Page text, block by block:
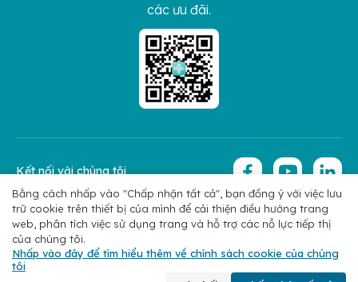
các ưu đãi.
Chính sách bảo mật Copyright 2026 © Hoan My Corporation
Kết nối với chúng tôi
Đặt lịch Liên hệ
Bằng cách nhấp vào "Chấp nhận tất cả", bạn đồng ý với việc lưu
trữ cookie trên thiết bị của mình để cải thiện điều hướng trang
web, phân tích việc sử dụng trang và hỗ trợ các nỗ lực tiếp thị
của chúng tôi.
Nhấp vào đây để tìm hiểu thêm về chính sách cookie của chúng
tôi